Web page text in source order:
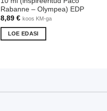
Rabanne – Olympea) EDP
8,89 € koos KM-ga
LOE EDASI